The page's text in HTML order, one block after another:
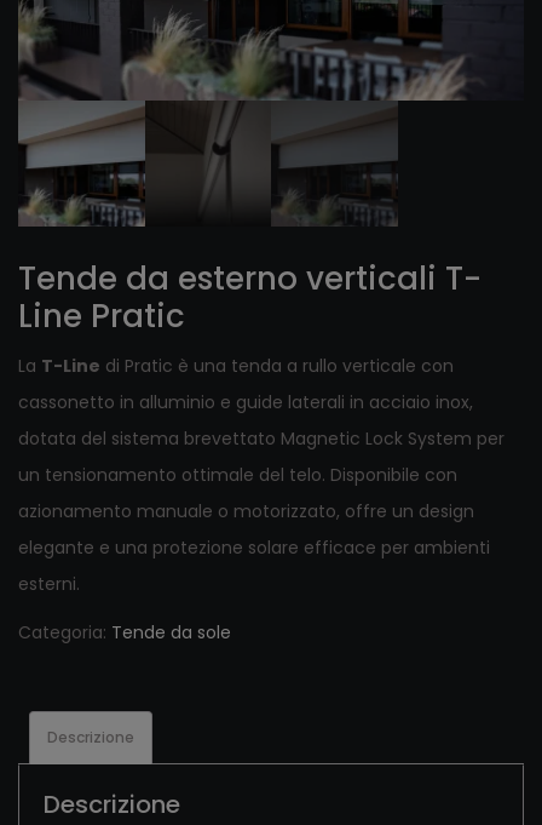
Tende da esterno verticali T-
Line Pratic
La T-Line di Pratic è una tenda a rullo verticale con
cassonetto in alluminio e guide laterali in acciaio inox,
dotata del sistema brevettato Magnetic Lock System per
un tensionamento ottimale del telo. Disponibile con
azionamento manuale o motorizzato, offre un design
elegante e una protezione solare efficace per ambienti
esterni.
Categoria: Tende da sole
Descrizione
Descrizione